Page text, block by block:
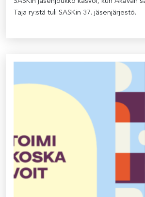
Taja ry:stä tuli SASKin 37. jäsenjärjestö.